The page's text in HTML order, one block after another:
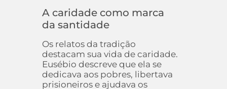
A caridade como marca
da santidade
Os relatos da tradição
destacam sua vida de caridade.
Eusébio descreve que ela se
dedicava aos pobres, libertava
prisioneiros e ajudava os